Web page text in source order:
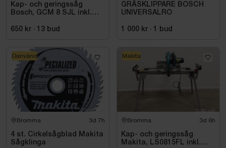
Kap- och geringssåg
Bosch, GCM 8 SJL inkl.
650 kr · 13 bud
GRÄSKLIPPARE BOSCH
UNIVERSALRO
1 000 kr · 1 bud
Bromma 3d 7h
4 st. Cirkelsågblad Makita
Sågklinga
Oanvänd
Bromma 3d 6h
Kap- och geringssåg
Makita, LS0815FL inkl.
Makita